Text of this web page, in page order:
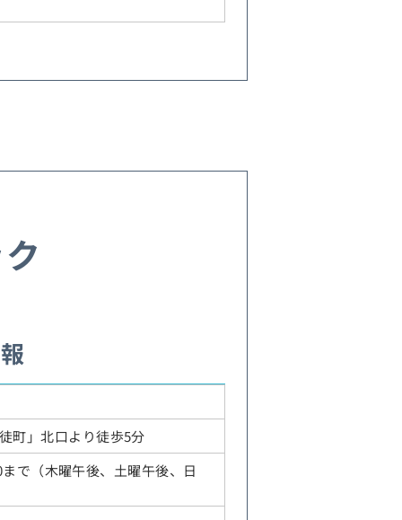
町」北口より徒歩5分
で（木曜午後、土曜午後、日